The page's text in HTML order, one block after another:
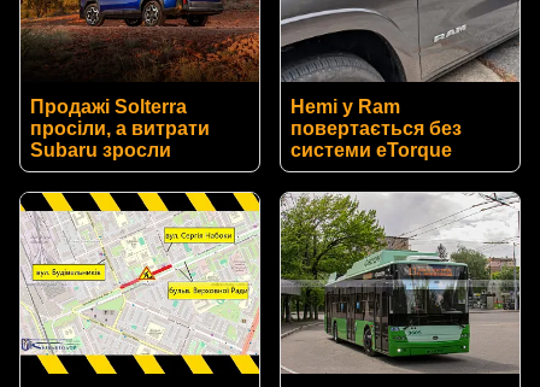
Продажі Solterra
просіли, а витрати
Subaru зросли
Hemi у Ram
повертається без
системи eTorque